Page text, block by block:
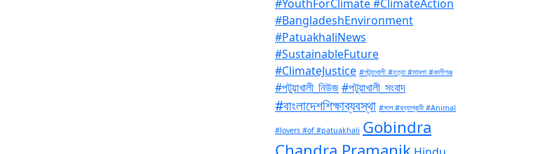
#YouthForClimate #ClimateAction
#BangladeshEnvironment
#PatuakhaliNews
#SustainableFuture
#ClimateJustice #পটুয়াখালী #হত্যা #মামলা #কালীগঞ্জ
#পটুয়াখালী_নিউজ#পটুয়াখালী_সংবাদ
#বাংলাদেশশিক্ষাব্যবস্থা #সাপ #বন্যাপ্রানী #Animal
#lovers #of #patuakhali Gobindra
Chandra Pramanik